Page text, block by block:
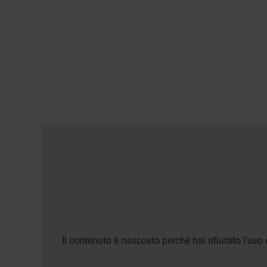
Il contenuto è nascosto perché hai rifiutato l'uso